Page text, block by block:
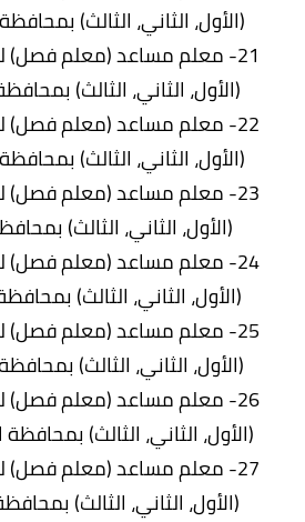
(الأول، الثاني، الثالث)
21- معلم مساعد (معلم فصل)
(الأول، الثاني، الثالث)
22- معلم مساعد (معلم فصل)
(الأول، الثاني، الثالث)
23- معلم مساعد (معلم فصل)
(الأول، الثاني، الثالث)
24- معلم مساعد (معلم فصل)
(الأول، الثاني، الثالث)
25- معلم مساعد (معلم فصل)
(الأول، الثاني، الثالث)
26- معلم مساعد (معلم فصل)
(الأول، الثاني، الثالث)
27- معلم مساعد (معلم فصل)
(الأول، الثاني، الثالث)